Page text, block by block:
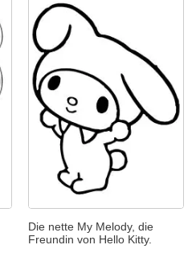
Die nette My Melody, die
Freundin von Hello Kitty.